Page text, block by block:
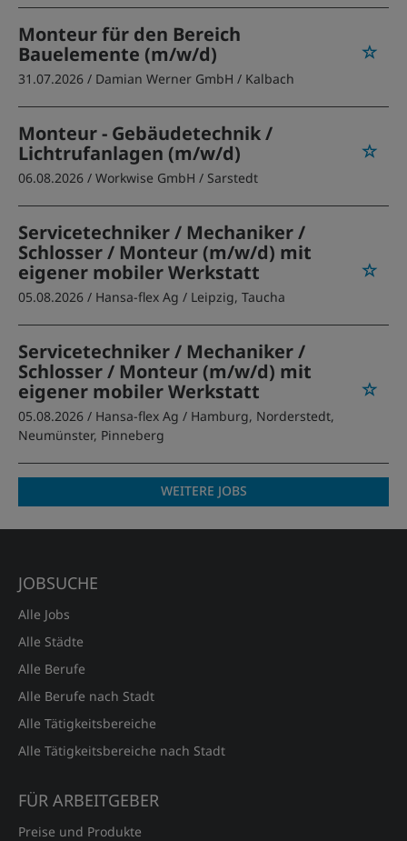
Monteur für den Bereich
Bauelemente (m/w/d)
31.07.2026 / Damian Werner GmbH / Kalbach
Monteur - Gebäudetechnik /
Lichtrufanlagen (m/w/d)
06.08.2026 / Workwise GmbH / Sarstedt
Servicetechniker / Mechaniker /
Schlosser / Monteur (m/w/d) mit
eigener mobiler Werkstatt
05.08.2026 / Hansa-flex Ag / Leipzig, Taucha
Servicetechniker / Mechaniker /
Schlosser / Monteur (m/w/d) mit
eigener mobiler Werkstatt
05.08.2026 / Hansa-flex Ag / Hamburg, Norderstedt,
Neumünster, Pinneberg
WEITERE JOBS
JOBSUCHE
Alle Jobs
Alle Städte
Alle Berufe
Alle Berufe nach Stadt
Alle Tätigkeitsbereiche
Alle Tätigkeitsbereiche nach Stadt
FÜR ARBEITGEBER
Preise und Produkte